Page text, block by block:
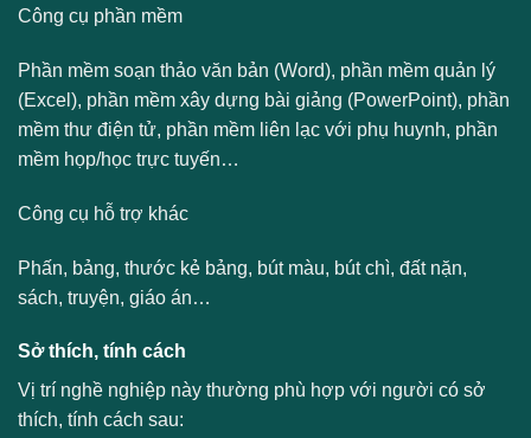
Công cụ phần mềm
Phần mềm soạn thảo văn bản (Word), phần mềm quản lý
(Excel), phần mềm xây dựng bài giảng (PowerPoint), phần
mềm thư điện tử, phần mềm liên lạc với phụ huynh, phần
mềm họp/học trực tuyến…
Công cụ hỗ trợ khác
Phấn, bảng, thước kẻ bảng, bút màu, bút chì, đất nặn,
sách, truyện, giáo án…
Sở thích, tính cách
Vị trí nghề nghiệp này thường phù hợp với người có sở
thích, tính cách sau: